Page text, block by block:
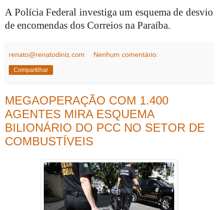
A Polícia Federal investiga um esquema de desvio
de encomendas dos Correios na Paraíba.
renato@renatodiniz.com Nenhum comentário:
Compartilhar
MEGAOPERAÇÃO COM 1.400
AGENTES MIRA ESQUEMA
BILIONÁRIO DO PCC NO SETOR DE
COMBUSTÍVEIS